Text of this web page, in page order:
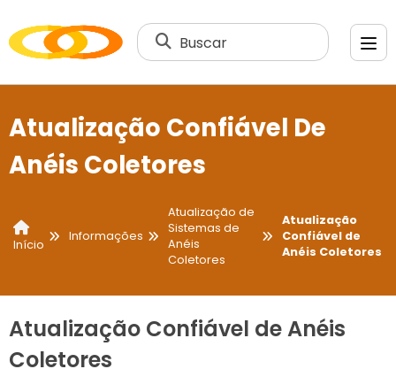
Buscar
Atualização Confiável De
Anéis Coletores
Início
Informações
Atualização de
Sistemas de
Anéis
Coletores
Atualização
Confiável de
Anéis Coletores
Atualização Confiável de Anéis
Coletores